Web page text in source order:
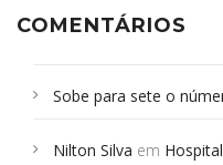
COMENTÁRIOS
Sobe para sete o
Campoformosenses que
Nilton Silva em